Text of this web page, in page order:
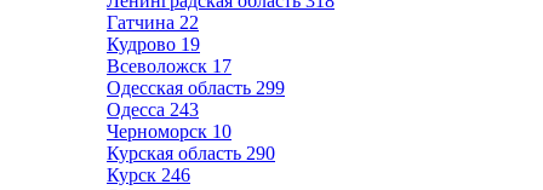
Гатчина 22
Кудрово 19
Всеволожск 17
Одесская область 299
Одесса 243
Черноморск 10
Курская область 290
Курск 246